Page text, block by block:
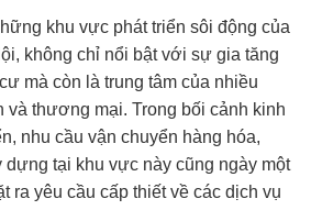
khu vực phát triển sôi động của
không chỉ nổi bật với sự gia tăng
mà còn là trung tâm của nhiều
và thương mại. Trong bối cảnh kinh
nhu cầu vận chuyển hàng hóa,
dựng tại khu vực này cũng ngày một
ra yêu cầu cấp thiết về các dịch vụ